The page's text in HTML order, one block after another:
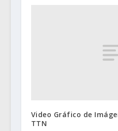
Video Gráfico de
TTN